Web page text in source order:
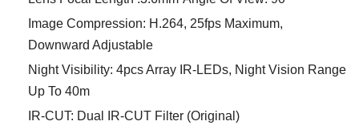
Image Compression: H.264, 25fps Maximum,
Downward Adjustable
Night Visibility: 4pcs Array IR-LEDs, Night Vision Range
Up To 40m
IR-CUT: Dual IR-CUT Filter (Original)